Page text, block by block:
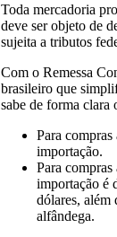
Toda mercadoria
deve ser objeto de
sujeita a tributos
Com o Remessa
brasileiro que
sabe de forma clara
Para compras
importação.
Para compras
importação é
dólares, além
alfândega.